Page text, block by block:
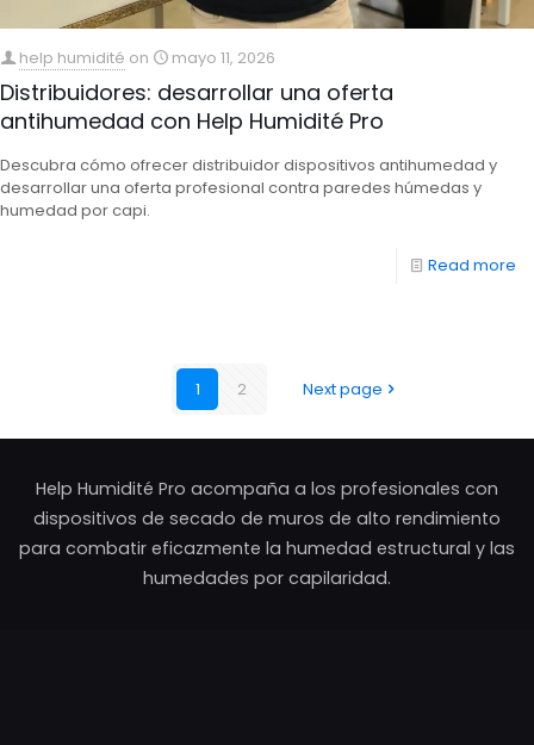
help humidité on mayo 11, 2026
Distribuidores: desarrollar una oferta
antihumedad con Help Humidité Pro
Descubra cómo ofrecer distribuidor dispositivos antihumedad y
desarrollar una oferta profesional contra paredes húmedas y
humedad por capi.
Read more
1 2 Next page
Help Humidité Pro acompaña a los profesionales con
dispositivos de secado de muros de alto rendimiento
para combatir eficazmente la humedad estructural y las
humedades por capilaridad.